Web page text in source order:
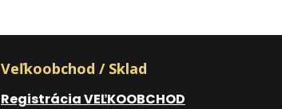
Veľkoobchod / Sklad
Registrácia VEĽKOOBCHOD